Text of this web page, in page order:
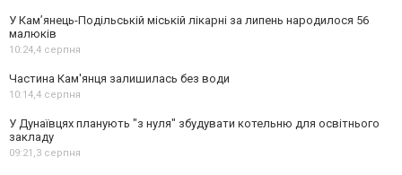
У Кам’янець-Подільській міській лікарні за липень народилося 56
малюків
10:24,4 серпня
Частина Кам'янця залишилась без води
10:14,4 серпня
У Дунаївцях планують "з нуля" збудувати котельню для освітнього
закладу
09:21,3 серпня